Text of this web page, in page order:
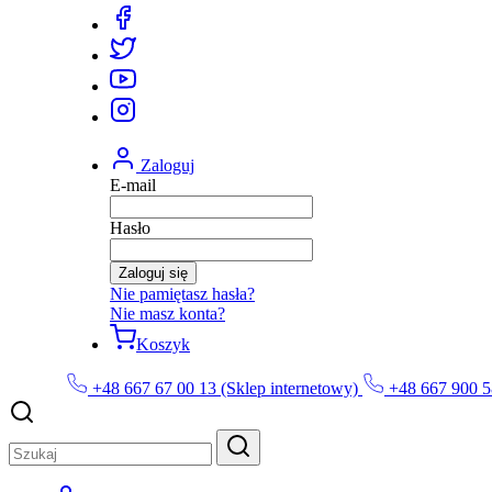
Zaloguj
E-mail
Hasło
Zaloguj się
Nie pamiętasz hasła?
Nie masz konta?
Koszyk
+48 667 67 00 13 (Sklep internetowy) +48 667 900